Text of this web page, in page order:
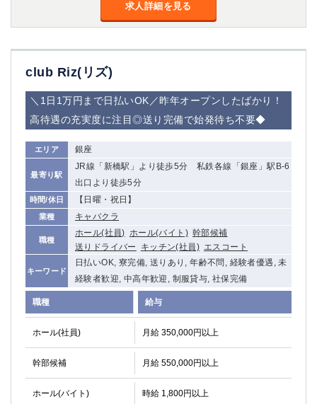
求人詳細を見る
club Riz(リズ)
＼1日1万円まで日払いOK／昨年オープンしたばかり！
高待遇の充実度に注目◎送り完備で始発待ち不要◆
エリア 銀座
最寄り駅
JR線「新橋駅」より徒歩5分 私鉄各線「銀座」駅B-6
出口より徒歩5分
時間/休日 【日曜・祝日】
業種 キャバクラ
職種
ホール(社員) ホール(バイト) 幹部候補
送りドライバー
キッチン(社員) エスコート
キーワード
日払いOK, 寮完備, 送りあり, 年齢不問, 経験者優遇, 未
経験者歓迎, 中高年歓迎, 制服貸与, 社保完備
職種 給与
ホール(社員) 月給 350,000円以上
幹部候補 月給 550,000円以上
ホール(バイト) 時給 1,800円以上
下赤塚
竹ノ塚
三鷹
新小岩
祖師ヶ谷大蔵
小岩
湯島
久米川
市川
西麻布
五井
神奈川県
関内
川崎
本厚木
新横浜
平塚
武蔵小杉
橋本
小田原
横浜・桜木町
関内・馬車道・日ノ出町 武蔵新城
元住吉
茅ヶ崎
戸塚
たまプラーザ
大船
相模原